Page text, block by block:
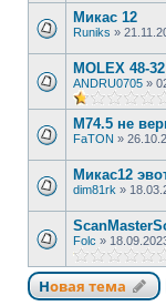
Микас 12
Runiks »
MOLEX 48-
ANDRU0705 »
М74.5 не
FaTON »
Микас12
dim81rk »
Folc »
Новая тема